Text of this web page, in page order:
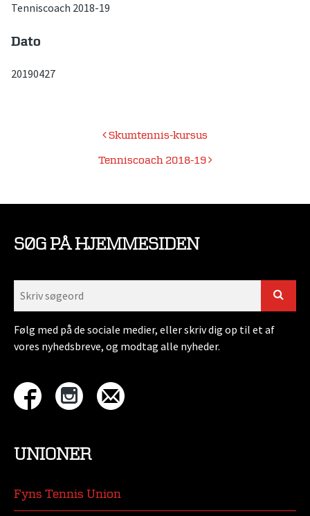
Tenniscoach 2018-19
Dato
20190427
IndlægsnavigationSkumtennis-kursus
Tenniscoach 2018-19
SØG PÅ HJEMMESIDEN
Følg med på de sociale medier, eller skriv dig op til et af
vores nyhedsbreve, og modtag alle nyheder.
UNIONER
Fyns Tennis Union